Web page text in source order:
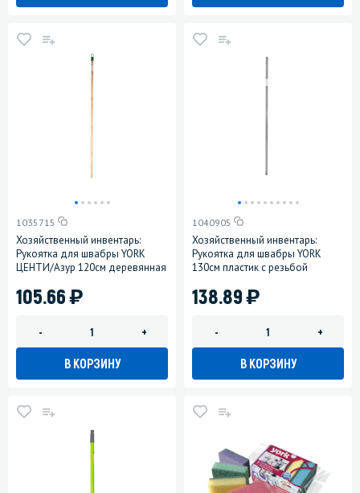
1035715
Хозяйственный инвентарь:
Рукоятка для швабры YORK
ЦЕНТИ/Азур 120см деревянная
105.66)
- +
В КОРЗИНУ
1040905
Хозяйственный инвентарь:
Рукоятка для швабры YORK
130см пластик с резьбой
138.89)
- +
В КОРЗИНУ